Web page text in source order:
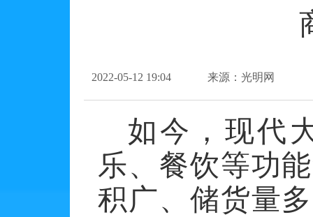
2022-05-12 19:04 来源：光明网
如今，现代
乐、餐饮等功
积广、储货量